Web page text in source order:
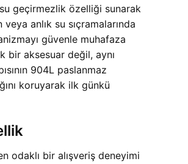
geçirmezlik özelliği sunarak
anlık su sıçramalarında
güvenle muhafaza
bir aksesuar değil, aynı
904L paslanmaz
koruyarak ilk günkü
odaklı bir alışveriş deneyimi